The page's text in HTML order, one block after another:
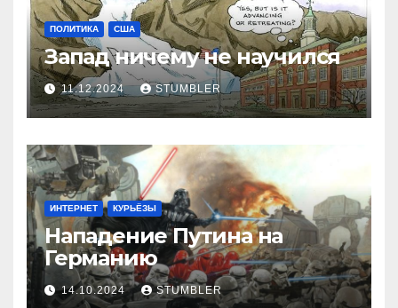
ПОЛИТИКА США
Запад ничему не научился
11.12.2024 STUMBLER
ИНТЕРНЕТ КУРЬЁЗЫ
Нападение Путина на
Германию
14.10.2024 STUMBLER